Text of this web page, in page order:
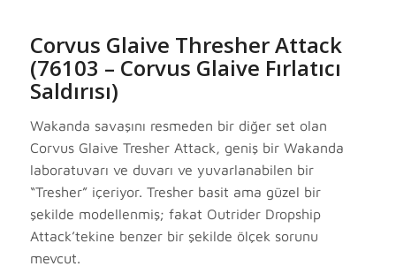
Corvus Glaive Thresher Attack
(76103 – Corvus Glaive Fırlatıcı
Saldırısı)
Wakanda savaşını resmeden bir diğer set olan
Corvus Glaive Tresher Attack, geniş bir Wakanda
laboratuvarı ve duvarı ve yuvarlanabilen bir
“Tresher” içeriyor. Tresher basit ama güzel bir
şekilde modellenmiş; fakat Outrider Dropship
Attack’tekine benzer bir şekilde ölçek sorunu
mevcut.